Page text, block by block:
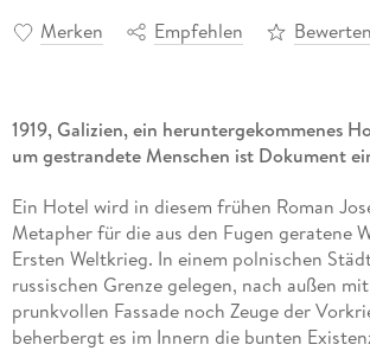
Merken Empfehlen Bewerten
1919, Galizien, ein heruntergekommenes
um gestrandete Menschen ist Dokument
Ein Hotel wird in diesem frühen Roman
Metapher für die aus den Fugen geratene
Ersten Weltkrieg. In einem polnischen
russischen Grenze gelegen, nach außen
prunkvollen Fassade noch Zeuge der
beherbergt es im Innern die bunten